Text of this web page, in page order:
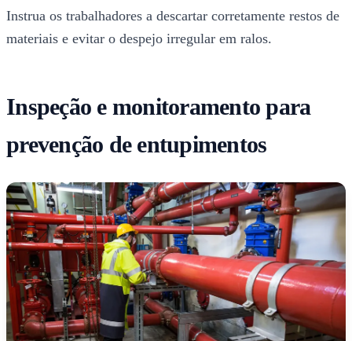
Instrua os trabalhadores a descartar corretamente restos de
materiais e evitar o despejo irregular em ralos.
Inspeção e monitoramento para
prevenção de entupimentos